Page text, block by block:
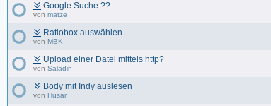
Google Suche ??
von matze
Ratiobox auswählen
von MBK
Upload einer Datei mittels http?
von Saladin
Body mit Indy auslesen
von Husar